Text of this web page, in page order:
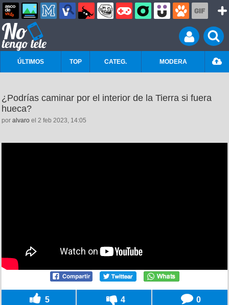
ÚLTIMOS TOP CATEG. MODERA
¿Podrías caminar por el interior de la Tierra si fuera
hueca?
por alvaro el 2 feb 2023, 14:05
5 4 0